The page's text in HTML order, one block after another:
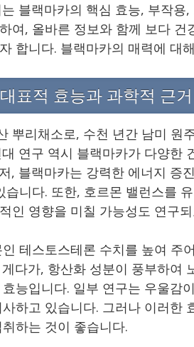
블랙마카의 핵심 효능, 부작
여, 올바른 정보와 함께 보다
합니다. 블랙마카의 매력에 대
표적 효능과 과학적 근거
뿌리채소로, 수천 년간 남미 원
연구 역시 블랙마카가 다양한
, 블랙마카는 강력한 에너지 증
습니다. 또한, 호르몬 밸런스를
인 영향을 미칠 가능성도 연구
테스토스테론 수치를 높여 주
다가, 항산화 성분이 풍부하여
능입니다. 일부 연구는 우울감
하고 있습니다. 그러나 이러한
하는 것이 좋습니다.